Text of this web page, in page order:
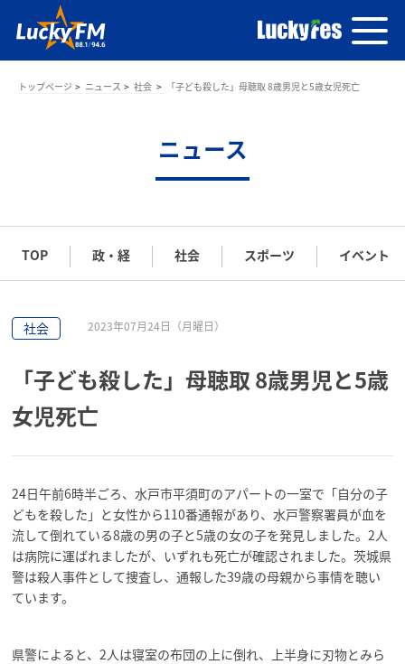
トップページ ニュース 社会 「子ども殺した」母聴取 8歳男児と5歳女児死亡
ニュース
TOP 政・経 社会 スポーツ イベント
社会 2023年07月24日（月曜日）
「子ども殺した」母聴取 8歳男児と5歳
女児死亡
24日午前6時半ごろ、水戸市平須町のアパートの一室で「自分の子
どもを殺した」と女性から110番通報があり、水戸警察署員が血を
流して倒れている8歳の男の子と5歳の女の子を発見しました。2人
は病院に運ばれましたが、いずれも死亡が確認されました。茨城県
警は殺人事件として捜査し、通報した39歳の母親から事情を聴い
ています。
県警によると、2人は寝室の布団の上に倒れ、上半身に刃物とみら